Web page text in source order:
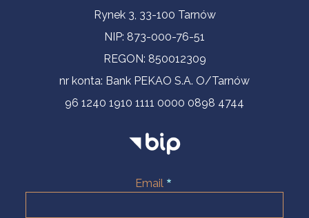
Informacje kontaktoweRynek 3, 33-100 Tarnów
NIP: 873-000-76-51
REGON: 850012309
nr konta: Bank PEKAO S.A. O/Tarnów
96 1240 1910 1111 0000 0898 4744
Email